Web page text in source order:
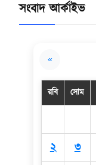
সংবাদ আর্কাইভ
«
রবি সোম
২
৩